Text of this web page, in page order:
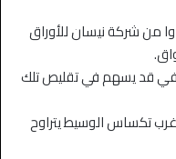
من شركة نيسان للأوراق
قد يسهم في تقليص تلك
تكساس الوسيط يتراوح